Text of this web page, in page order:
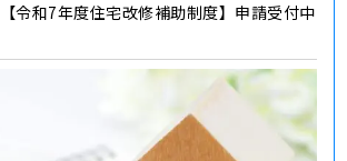
令和7年度住宅改修補助制度】申請受付中